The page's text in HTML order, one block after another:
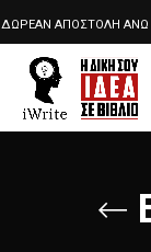
ΔΩΡΕΑΝ ΑΠΟΣΤΟΛΗ ΑΝΩ